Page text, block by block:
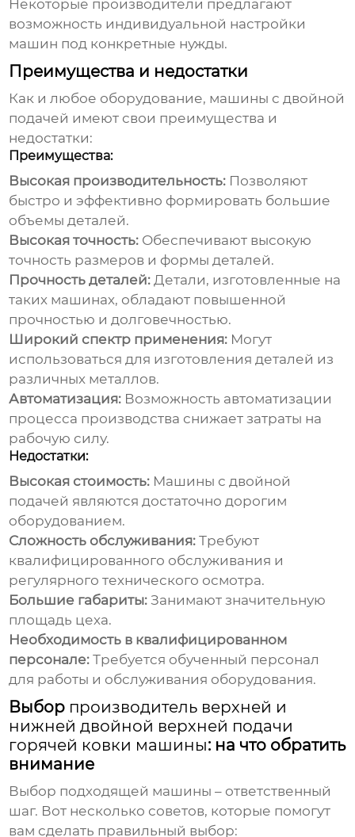
Некоторые производители предлагают
возможность индивидуальной настройки
машин под конкретные нужды.
Преимущества и недостатки
Как и любое оборудование, машины с двойной
подачей имеют свои преимущества и
недостатки:
Преимущества:
Высокая производительность: Позволяют
быстро и эффективно формировать большие
объемы деталей.
Высокая точность: Обеспечивают высокую
точность размеров и формы деталей.
Прочность деталей: Детали, изготовленные на
таких машинах, обладают повышенной
прочностью и долговечностью.
Широкий спектр применения: Могут
использоваться для изготовления деталей из
различных металлов.
Автоматизация: Возможность автоматизации
процесса производства снижает затраты на
рабочую силу.
Недостатки:
Высокая стоимость: Машины с двойной
подачей являются достаточно дорогим
оборудованием.
Сложность обслуживания: Требуют
квалифицированного обслуживания и
регулярного технического осмотра.
Большие габариты: Занимают значительную
площадь цеха.
Необходимость в квалифицированном
персонале: Требуется обученный персонал
для работы и обслуживания оборудования.
Выбор производитель верхней и
нижней двойной верхней подачи
горячей ковки машины: на что обратить
внимание
Выбор подходящей машины – ответственный
шаг. Вот несколько советов, которые помогут
вам сделать правильный выбор: